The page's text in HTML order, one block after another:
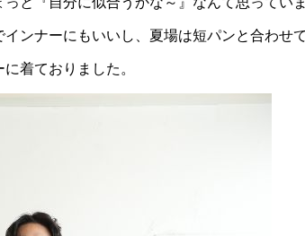
ンナーにもいいし、夏場は短パンと合わせ
着ておりました。